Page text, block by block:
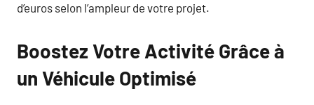
d’euros selon l’ampleur de votre projet.
Boostez Votre Activité Grâce à
un Véhicule Optimisé